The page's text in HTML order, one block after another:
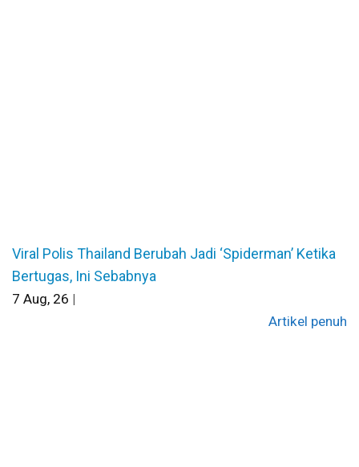
Viral Polis Thailand Berubah Jadi ‘Spiderman’ Ketika
Bertugas, Ini Sebabnya
7 Aug, 26 |
Artikel penuh